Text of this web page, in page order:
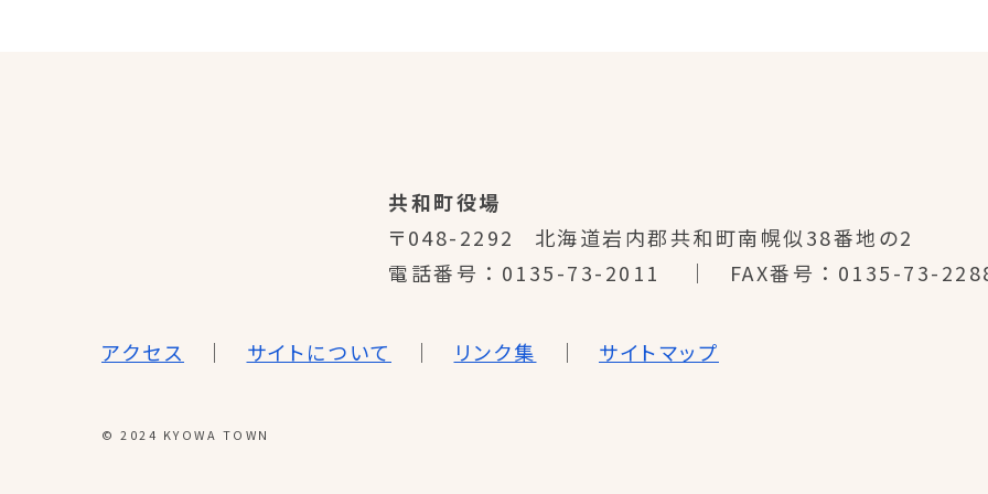
共和町役場
〒048-2292
北海道岩内郡共和町南幌似38番地の2
電話番号
0135-73-2011 FAX番号 0135-73-
アクセス サイトについて リンク集 サイトマップ
© 2024 KYOWA TOWN